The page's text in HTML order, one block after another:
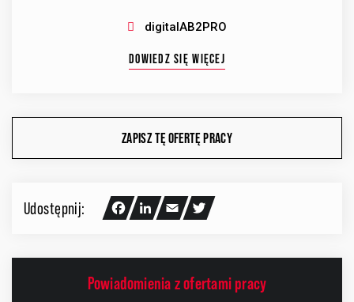
digitalAB2PRO
DOWIEDZ SIĘ WIĘCEJ
ZAPISZ TĘ OFERTĘ PRACY
Udostępnij: FacebookLinkedInEmailTwitter
Powiadomienia z ofertami pracy